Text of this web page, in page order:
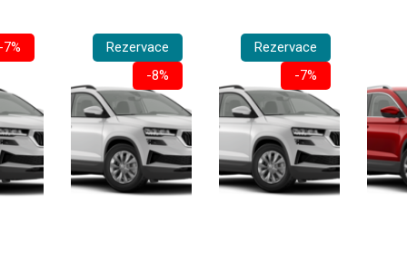
Rezervace
-8%
Rezervace
-7%